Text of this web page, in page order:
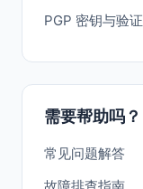
PGP 密钥与验证
需要帮助吗？
常见问题解答